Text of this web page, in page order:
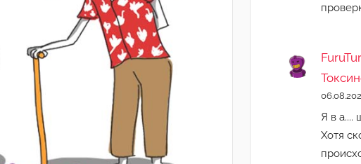
Я в а....
Хотя